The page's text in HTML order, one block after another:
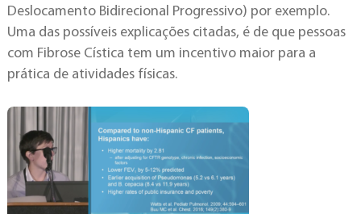
Deslocamento Bidirecional Progressivo) por exemplo.
Uma das possíveis explicações citadas, é de que pessoas
com Fibrose Cística tem um incentivo maior para a
prática de atividades físicas.